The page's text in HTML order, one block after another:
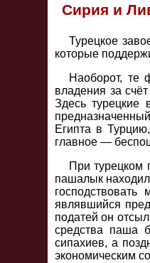
Сирия и
Турецкое
которые
Наоборот, те
владения за
Здесь
Египта в
главное —
При турецком
пашалык
являвшийся
податей он
средства паша
сипахиев, а
экономическим